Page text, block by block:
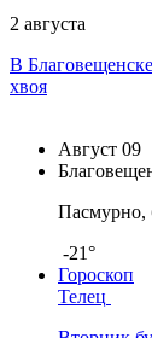
2 августа
В
хвоя
Август 09
Пасмурно,
-21°
Гороскоп
Телец